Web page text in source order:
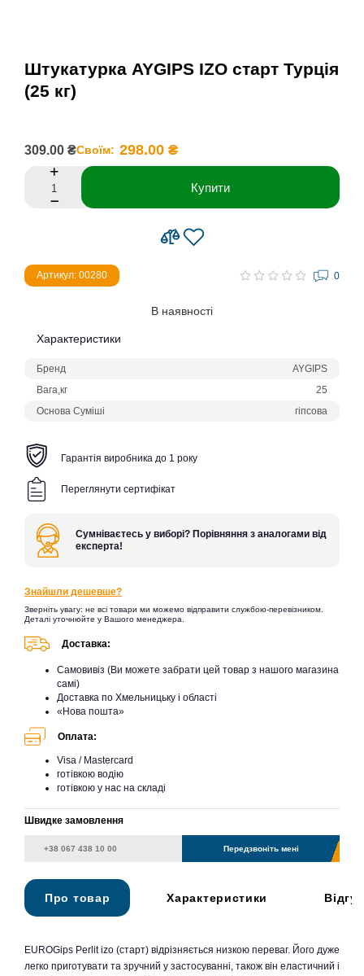
Штукатурка AYGIPS IZO старт Турція
(25 кг)
309.00 ₴Своїм: 298.00 ₴
Купити
Артикул: 00280 0
В наявності
Характеристики
Бренд
AYGIPS
Вага,кг
25
Основа Суміші
гіпсова
Гарантія виробника до 1 року
Переглянути сертифікат
Сумніваєтесь у виборі? Порівняння з аналогами від
експерта!
Знайшли дешевше?
Зверніть увагу: не всі товари ми можемо відправити службою-перевізником.
Деталі уточнюйте у Вашого менеджера.
Доставка:
Самовивіз (Ви можете забрати цей товар з нашого магазина
самі)
Доставка по Хмельницьку і області
«Нова пошта»
Оплата:
Visa / Mastercard
готівкою водію
готівкою у нас на складі
Швидке замовлення
Передзвоніть мені
Про товар Характеристики
EUROGips Perlit izo (старт) відрізняється низкою переваг. Його дуже
легко приготувати та зручний у застосуванні, також він еластичний і